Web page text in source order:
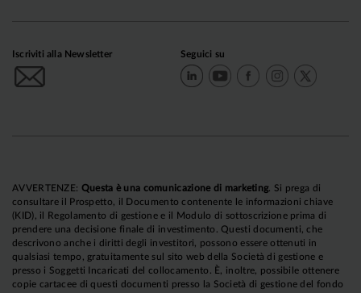
Iscriviti alla Newsletter Seguici su
AVVERTENZE: Questa è una comunicazione di marketing. Si prega di
consultare il Prospetto, il Documento contenente le informazioni chiave
(KID), il Regolamento di gestione e il Modulo di sottoscrizione prima di
prendere una decisione finale di investimento. Questi documenti, che
descrivono anche i diritti degli investitori, possono essere ottenuti in
qualsiasi tempo, gratuitamente sul sito web della Società di gestione e
presso i Soggetti Incaricati del collocamento. È, inoltre, possibile ottenere
copie cartacee di questi documenti presso la Società di gestione del fondo